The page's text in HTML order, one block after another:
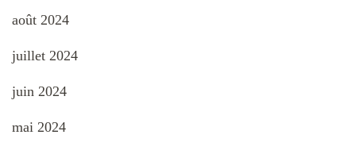
août 2024
juillet 2024
juin 2024
mai 2024